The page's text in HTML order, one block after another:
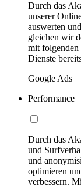
Durch das
unserer
auswerten
gleichen wir
mit folgenden
Dienste
Google Ads
Performance
Durch das
und
und
optimieren
verbessern.